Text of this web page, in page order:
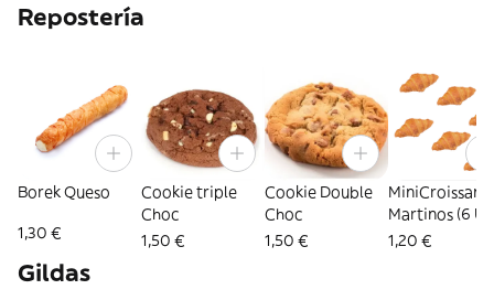
Repostería
Borek Queso
1,30 €
Cookie triple
Choc
1,50 €
Cookie Double
Choc
1,50 €
MiniCroissants
Martinos (6
1,20 €
Gildas